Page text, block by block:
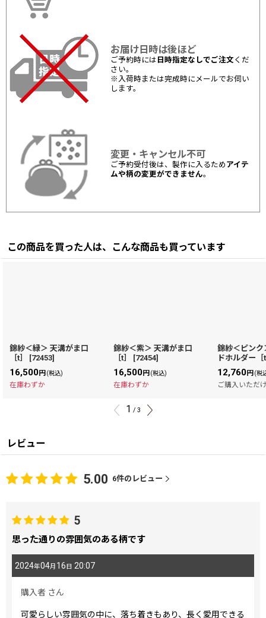
お届け日時は後ほど
ご予約時には 日時指定なしでご注文 くだ
さい。
※入荷時または完成時にメールでお伺い
します。
変更・キャンセル不可
ご予約受付後は、製作に入るため アイテ
ムや柄の変更ができません。
この商品を買った人は、こんな商品も買っています
錦紗＜緑＞ 天溝がま口
［t］
[72453]
16,500円 (税込)
在庫わずか
錦紗＜紫＞ 天溝がま口
［t］
[72454]
16,500円 (税込)
在庫わずか
錦紗＜ピンク
ドホルダー［
12,760円 (税
ご購入いただ
1 / 3
レビュー
5.00 6件のレビュー
5
思った通りの雰囲気のある柄です
2024年04月 16 日 20:07
購入者 さん
可愛らしい雰囲気の中に、落ち着きもあり、長く愛用できる